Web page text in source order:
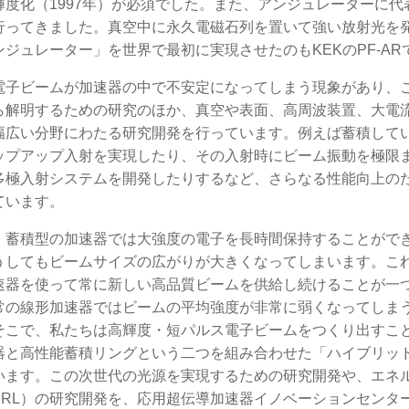
度化（1997年）が必須でした。また、アンジュレーターに代
ってきました。真空中に永久電磁石列を置いて強い放射光を
ジュレーター」を世界で最初に実現させたのもKEKのPF-AR
子ビームが加速器の中で不安定になってしまう現象があり、
解明するための研究のほか、真空や表面、高周波装置、大電
広い分野にわたる研究開発を行っています。例えば蓄積して
プアップ入射を実現したり、その入射時にビーム振動を極限
極入射システムを開発したりするなど、さらなる性能向上の
ます。
蓄積型の加速器では大強度の電子を長時間保持することがで
してもビームサイズの広がりが大きくなってしまいます。こ
器を使って常に新しい高品質ビームを供給し続けることが一
の線形加速器ではビームの平均強度が非常に弱くなってしま
こで、私たちは高輝度・短パルス電子ビームをつくり出すこ
と高性能蓄積リングという二つを組み合わせた「ハイブリッ
ます。この次世代の光源を実現するための研究開発や、エネ
）の研究開発を、応用超伝導加速器イノベーションセンタ